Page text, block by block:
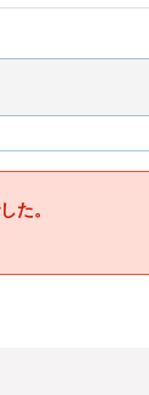
た。